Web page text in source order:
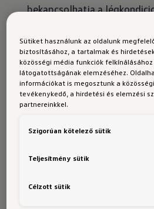
bekapcsolhatja a
érzékeli. Ekkor meleg
hideg időszakokban pedig
fűtésfunkció lép működésbe.
utastér intelligens
ajtónyitásra vízszintes
Ha a vezető vagy az
ülnek, a légáramlás igény
testfelületre is
szellőztethető a beltér. Az
első modelljeként kínál
Sütiket használunk az oldalunk
biztosításához, a tartalmak és
közösségi média funkciók
látogatottságának elemzéséhez.
információkat is megosztunk a
tevékenykedő, a hirdetési és elemzési
partnereinkkel.
Szigorúan kötelező sütik
Teljesítmény sütik
Célzott sütik